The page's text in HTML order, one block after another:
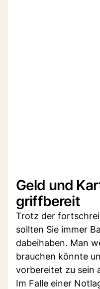
Geld und
griffbereit
Trotz der
sollten Sie immer
dabeihaben. Man
brauchen könnte
vorbereitet zu sein
Im Falle einer